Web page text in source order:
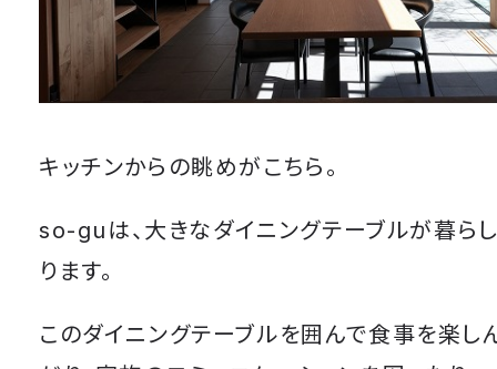
キッチンからの眺めがこちら。
so-guは、大きなダイニングテーブルが暮ら
ります。
このダイニングテーブルを囲んで食事を楽し